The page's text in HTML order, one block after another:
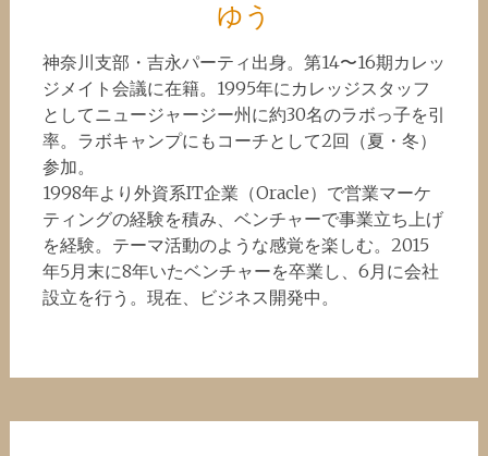
ゆう
神奈川支部・吉永パーティ出身。第14〜16期カレッ
ジメイト会議に在籍。1995年にカレッジスタッフ
としてニュージャージー州に約30名のラボっ子を引
率。ラボキャンプにもコーチとして2回（夏・冬）
参加。
1998年より外資系IT企業（Oracle）で営業マーケ
ティングの経験を積み、ベンチャーで事業立ち上げ
を経験。テーマ活動のような感覚を楽しむ。2015
年5月末に8年いたベンチャーを卒業し、6月に会社
設立を行う。現在、ビジネス開発中。